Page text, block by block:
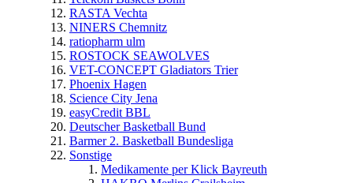
RASTA Vechta
NINERS Chemnitz
ratiopharm ulm
ROSTOCK SEAWOLVES
VET-CONCEPT Gladiators Trier
Phoenix Hagen
Science City Jena
easyCredit BBL
Deutscher Basketball Bund
Barmer 2. Basketball Bundesliga
Sonstige
Medikamente per Klick Bayreuth